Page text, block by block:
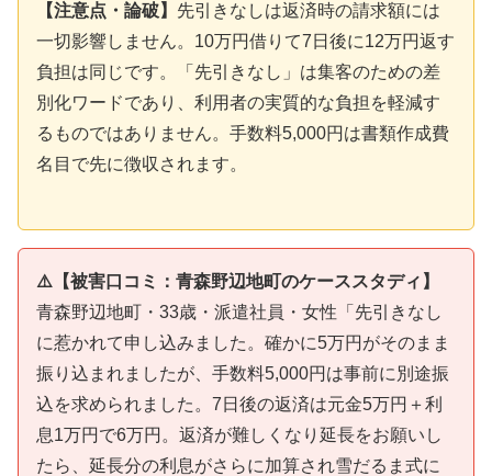
【注意点・論破】 先引きなしは返済時の請求額には
一切影響しません。10万円借りて7日後に12万円返す
負担は同じです。「先引きなし」は集客のための差
別化ワードであり、利用者の実質的な負担を軽減す
るものではありません。手数料5,000円は書類作成費
名目で先に徴収されます。
⚠️【被害口コミ：青森野辺地町のケーススタディ】
青森野辺地町・33歳・派遣社員・女性「先引きなし
に惹かれて申し込みました。確かに5万円がそのまま
振り込まれましたが、手数料5,000円は事前に別途振
込を求められました。7日後の返済は元金5万円＋利
息1万円で6万円。返済が難しくなり延長をお願いし
たら、延長分の利息がさらに加算され雪だるま式に